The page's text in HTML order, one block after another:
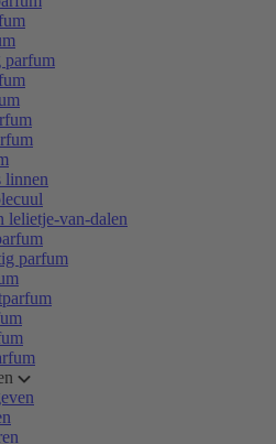
parfum
linnen
lelietje-van-dalen
parfum